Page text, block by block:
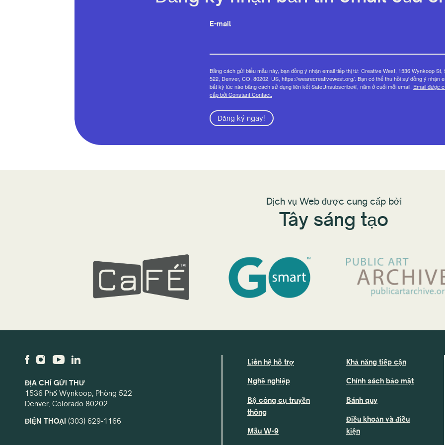
E-mail
Bằng cách gửi biểu mẫu này, bạn đồng ý nhận email tiếp thị từ: Creative West, 1536 Wynkoop St,
522, Denver, CO, 80202, US, https://wearecreativewest.org/. Bạn có thể thu hồi sự đồng ý nhận
bất kỳ lúc nào bằng cách sử dụng liên kết SafeUnsubscribe®, nằm ở cuối mỗi email. Email được
cấp bởi Constant Contact.
Đăng ký ngay!
Dịch vụ Web được cung cấp bởi
Tây sáng tạo
ĐỊA CHỈ GỬI THƯ
1536 Phố Wynkoop, Phòng 522
Denver, Colorado 80202
ĐIỆN THOẠI (303) 629-1166
Liên hệ hỗ trợ
Nghề nghiệp
Bộ công cụ truyền
thông
Mẫu W-9
Khả năng tiếp cận
Chính sách bảo mật
Bánh quy
Điều khoản và điều
kiện